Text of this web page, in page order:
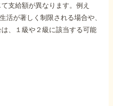
支給額が異なります。例え
活が著しく制限される場合や、
、１級や２級に該当する可能